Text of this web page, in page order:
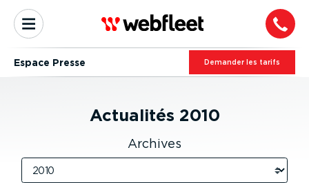
Espace Presse Demander les tarifs
Actualités 2010
Archives